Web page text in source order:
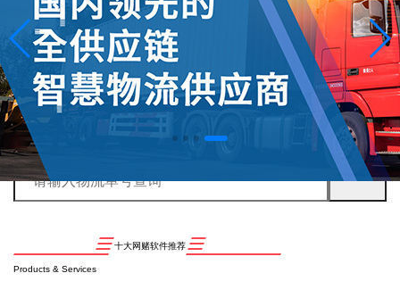
十大网赌软件推荐
Products & Services